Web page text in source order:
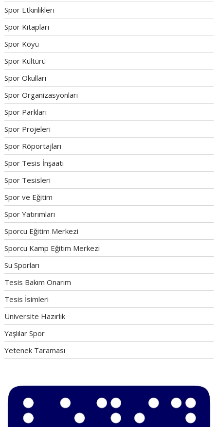
Spor Etkinlikleri
Spor Kitapları
Spor Köyü
Spor Kültürü
Spor Okulları
Spor Organizasyonları
Spor Parkları
Spor Projeleri
Spor Röportajları
Spor Tesis İnşaatı
Spor Tesisleri
Spor ve Eğitim
Spor Yatırımları
Sporcu Eğitim Merkezi
Sporcu Kamp Eğitim Merkezi
Su Sporları
Tesis Bakım Onarım
Tesis İsimleri
Üniversite Hazırlık
Yaşlılar Spor
Yetenek Taraması